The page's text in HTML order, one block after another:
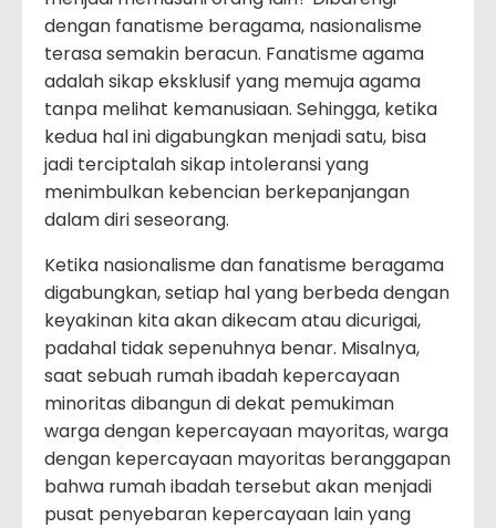
dengan fanatisme beragama, nasionalisme
terasa semakin beracun. Fanatisme agama
adalah sikap eksklusif yang memuja agama
tanpa melihat kemanusiaan. Sehingga, ketika
kedua hal ini digabungkan menjadi satu, bisa
jadi terciptalah sikap intoleransi yang
menimbulkan kebencian berkepanjangan
dalam diri seseorang.
Ketika nasionalisme dan fanatisme beragama
digabungkan, setiap hal yang berbeda dengan
keyakinan kita akan dikecam atau dicurigai,
padahal tidak sepenuhnya benar. Misalnya,
saat sebuah rumah ibadah kepercayaan
minoritas dibangun di dekat pemukiman
warga dengan kepercayaan mayoritas, warga
dengan kepercayaan mayoritas beranggapan
bahwa rumah ibadah tersebut akan menjadi
pusat penyebaran kepercayaan lain yang